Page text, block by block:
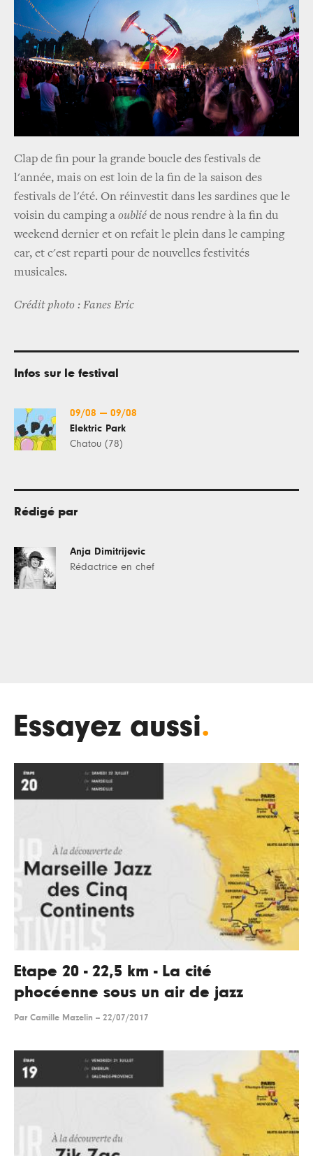
Clap de fin pour la grande boucle des festivals de
l'année, mais on est loin de la fin de la saison des
festivals de l'été. On réinvestit dans les sardines que le
voisin du camping a oublié de nous rendre à la fin du
weekend dernier et on refait le plein dans le camping
car, et c'est reparti pour de nouvelles festivités
musicales.
Crédit photo : Fanes Eric
Infos sur le festival
09/08 — 09/08
Elektric Park
Chatou (78)
Rédigé par
Anja Dimitrijevic
Rédactrice en chef
Essayez aussi.
Etape 20 - 22,5 km - La cité
phocéenne sous un air de jazz
Par Camille Mazelin -- 22/07/2017